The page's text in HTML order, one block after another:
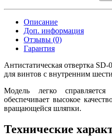
Описание
Доп. информация
Отзывы (0)
Гарантия
Антистатическая отвертка
для винтов с внутренним
Модель легко
обеспечивает высокое
вращающейся шляпки.
Технические